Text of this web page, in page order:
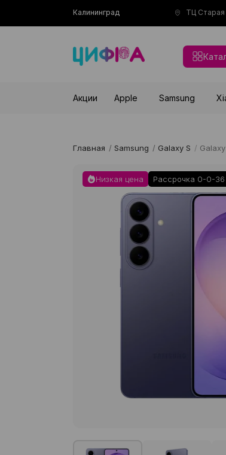
Калининград ТЦ
Акции Apple Samsung
Главная / Samsung / Galaxy S /
Низкая цена Рассрочка 0-0-36